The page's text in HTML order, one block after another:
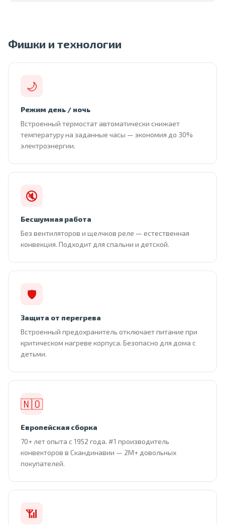
Фишки и технологии
🌙
Режим день / ночь
Встроенный термостат автоматически снижает
температуру на заданные часы — экономия до 30%
электроэнергии.
🔇
Бесшумная работа
Без вентиляторов и щелчков реле — естественная
конвекция. Подходит для спальни и детской.
🛡
Защита от перегрева
Встроенный предохранитель отключает питание при
критическом нагреве корпуса. Безопасно для дома с
детьми.
🇳🇴
Европейская сборка
70+ лет опыта с 1952 года. #1 производитель
конвекторов в Скандинавии — 2М+ довольных
покупателей.
📶